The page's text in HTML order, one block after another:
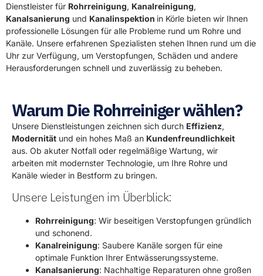
Dienstleister für Rohrreinigung, Kanalreinigung,
Kanalsanierung und Kanalinspektion in Körle bieten wir Ihnen
professionelle Lösungen für alle Probleme rund um Rohre und
Kanäle. Unsere erfahrenen Spezialisten stehen Ihnen rund um die
Uhr zur Verfügung, um Verstopfungen, Schäden und andere
Herausforderungen schnell und zuverlässig zu beheben.
Warum Die Rohrreiniger wählen?
Unsere Dienstleistungen zeichnen sich durch Effizienz,
Modernität und ein hohes Maß an Kundenfreundlichkeit
aus. Ob akuter Notfall oder regelmäßige Wartung, wir
arbeiten mit modernster Technologie, um Ihre Rohre und
Kanäle wieder in Bestform zu bringen.
Unsere Leistungen im Überblick:
Rohrreinigung: Wir beseitigen Verstopfungen gründlich
und schonend.
Kanalreinigung: Saubere Kanäle sorgen für eine
optimale Funktion Ihrer Entwässerungssysteme.
Kanalsanierung: Nachhaltige Reparaturen ohne großen